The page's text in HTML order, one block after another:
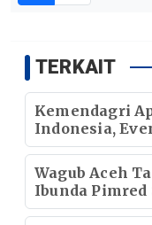
TERKAIT
Kemendagri
Indonesia,
Didorong
Wagub Aceh
Ibunda